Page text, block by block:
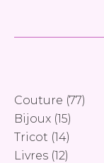
Couture (77)
Bijoux (15)
Tricot (14)
Livres (12)